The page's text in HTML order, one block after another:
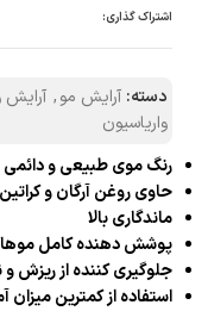
اشتراک گذاری:
دسته: آرایش مو, آرایش
واریاسیون
رنگ موی طبیعی و دائمی
حاوی روغن آرگان و
ماندگاری بالا
پوشش دهنده کامل
جلوگیری کننده از ریزش
استفاده از کمترین میزان